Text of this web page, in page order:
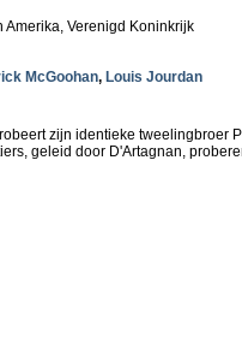
Amerika, Verenigd Koninkrijk
McGoohan, Louis Jourdan
zijn identieke tweelingbroer
geleid door D'Artagnan,